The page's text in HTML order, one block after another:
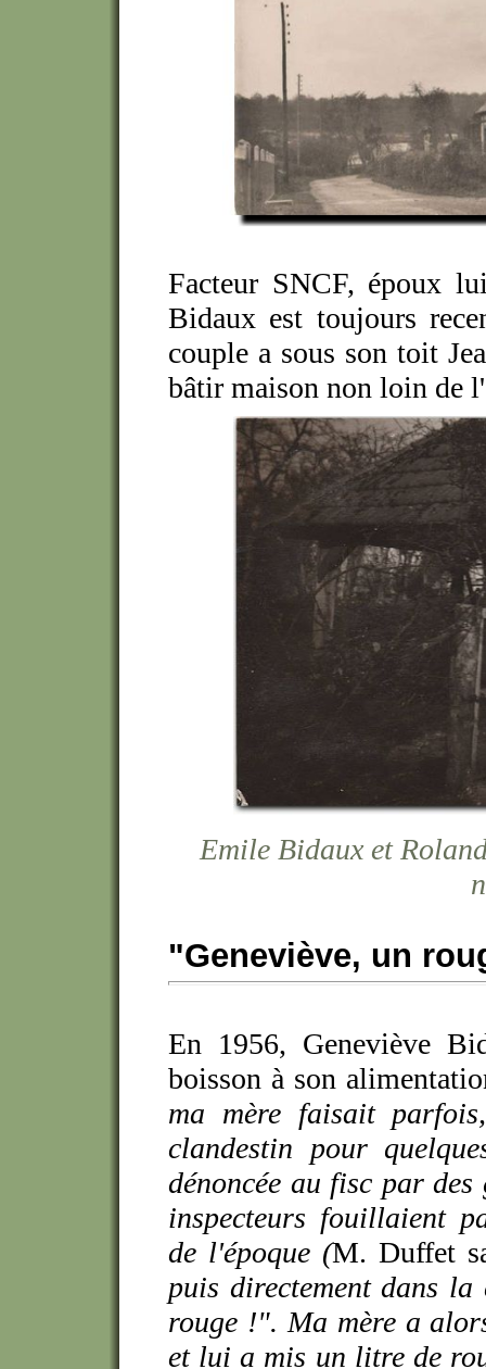
Facteur SNCF, époux
Bidaux est toujours
couple a sous son toit
bâtir maison non loin de
Emile Bidaux et
"Geneviève, un
En 1956, Geneviève
boisson à son
ma mère faisait
clandestin pour
dénoncée au fisc par
inspecteurs fouillaient
de l'époque (M. Duffet
puis directement dans
rouge !". Ma mère a
et lui a mis un litre de